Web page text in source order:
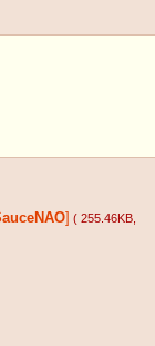
] ( 255.46KB